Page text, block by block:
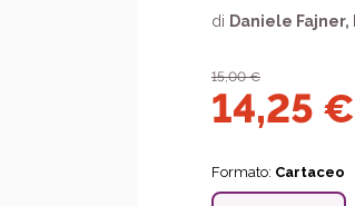
di Daniele Fajner,
15,00€
14,25 €
Formato: Cartaceo